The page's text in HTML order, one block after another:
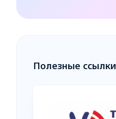
Полезные ссылки